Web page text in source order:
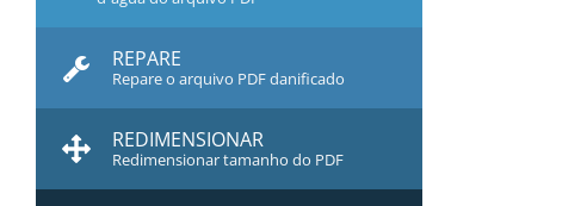
REPARE
Repare o arquivo PDF danificado
REDIMENSIONAR
Redimensionar tamanho do PDF